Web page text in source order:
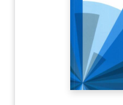
Szótár, nyelvkönyv
Tankönyv, segédkönyv
Társadalomtudomány